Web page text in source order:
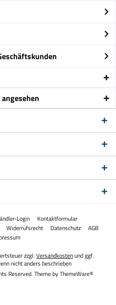
Login
Kontaktformular
Widerrufsrecht Datenschutz
AGB
zzgl. Versandkostenund ggf.
nicht anders beschrieben
Reserved. Theme byThemeWare®